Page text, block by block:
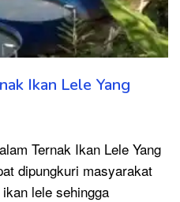
Ikan Lele Yang
Ternak Ikan Lele Yang
dipungkuri masyarakat
lele sehingga